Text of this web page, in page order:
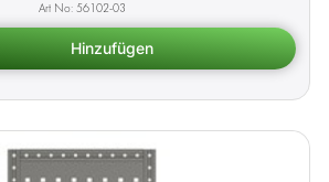
56102-03